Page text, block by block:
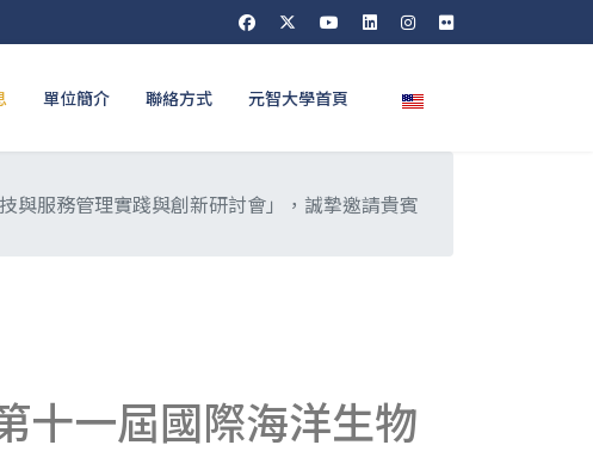
單位簡介 聯絡方式 元智大學首頁 選擇你的語言
與服務管理實踐與創新研討會」，誠摯邀請貴賓
十一屆國際海洋生物